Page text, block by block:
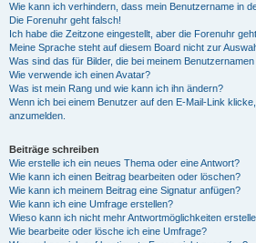
Wie kann ich verhindern, dass mein Benutzername in
Die Forenuhr geht falsch!
Ich habe die Zeitzone eingestellt, aber die Forenuhr
Meine Sprache steht auf diesem Board nicht zur
Was sind das für Bilder, die bei meinem
Wie verwende ich einen Avatar?
Was ist mein Rang und wie kann ich ihn ändern?
Wenn ich bei einem Benutzer auf den E-Mail-Link
anzumelden.
Beiträge schreiben
Wie erstelle ich ein neues Thema oder eine Antwort?
Wie kann ich einen Beitrag bearbeiten oder löschen?
Wie kann ich meinem Beitrag eine Signatur anfügen?
Wie kann ich eine Umfrage erstellen?
Wieso kann ich nicht mehr Antwortmöglichkeiten
Wie bearbeite oder lösche ich eine Umfrage?